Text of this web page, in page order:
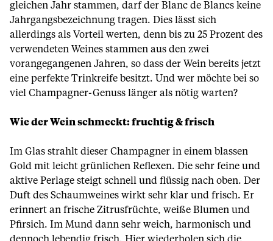
gleichen Jahr stammen, darf der Blanc de Blancs keine
Jahrgangsbezeichnung tragen. Dies lässt sich
allerdings als Vorteil werten, denn bis zu 25 Prozent des
verwendeten Weines stammen aus den zwei
vorangegangenen Jahren, so dass der Wein bereits jetzt
eine perfekte Trinkreife besitzt. Und wer möchte bei so
viel Champagner-Genuss länger als nötig warten?
Wie der Wein schmeckt: fruchtig & frisch
Im Glas strahlt dieser Champagner in einem blassen
Gold mit leicht grünlichen Reflexen. Die sehr feine und
aktive Perlage steigt schnell und flüssig nach oben. Der
Duft des Schaumweines wirkt sehr klar und frisch. Er
erinnert an frische Zitrusfrüchte, weiße Blumen und
Pfirsich. Im Mund dann sehr weich, harmonisch und